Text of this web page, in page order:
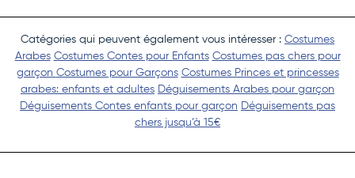
Catégories qui peuvent également vous intéresser : Costumes
Arabes Costumes Contes pour Enfants Costumes pas chers pour
garçon Costumes pour Garçons Costumes Princes et princesses
arabes: enfants et adultes Déguisements Arabes pour garçon
Déguisements Contes enfants pour garçon Déguisements pas
chers jusqu’à 15€